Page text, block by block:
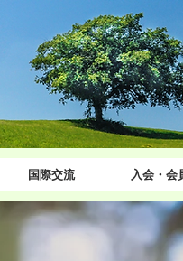
国際交流 入会・会